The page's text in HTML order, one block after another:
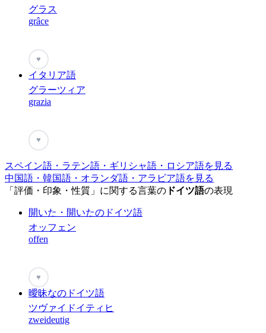
グラス
grâce
♥
イタリア語
グラーツィア
grazia
♥
スペイン語・ラテン語・ギリシャ語・ロシア語を見る
中国語・韓国語・オランダ語・アラビア語を見る
「評価・印象・性質」に関する言葉の ドイツ語の表現
開いた・開いたのドイツ語
オッフェン
offen
♥
曖昧なのドイツ語
ツヴァイドイティヒ
zweideutig